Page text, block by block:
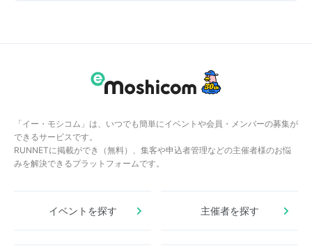
「イー・モシコム」は、いつでも簡単にイベントや会員・メンバーの募集が
できるサービスです。
RUNNETに掲載ができ（無料）、集客や申込者管理などの主催者様のお悩
みを解決できるプラットフォームです。
イベントを探す 主催者を探す